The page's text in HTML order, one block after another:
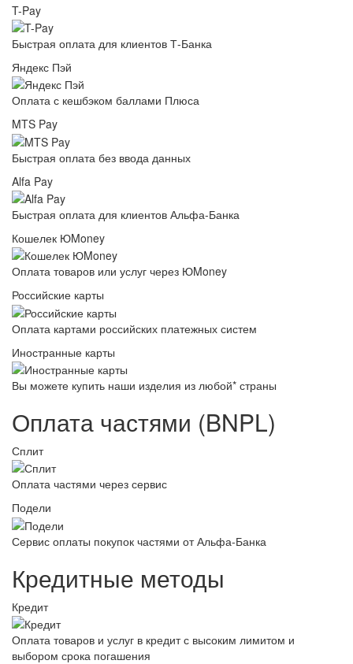
T-Pay
Быстрая оплата для клиентов Т-Банка
Яндекс Пэй
Оплата с кешбэком баллами Плюса
MTS Pay
Быстрая оплата без ввода данных
Alfa Pay
Быстрая оплата для клиентов Альфа-Банка
Кошелек ЮMoney
Оплата товаров или услуг через ЮMoney
Российские карты
Оплата картами российских платежных систем
Иностранные карты
Вы можете купить наши изделия из любой* страны
Оплата частями (BNPL)
Сплит
Оплата частями через сервис
Подели
Сервис оплаты покупок частями от Альфа-Банка
Кредитные методы
Кредит
Оплата товаров и услуг в кредит с высоким лимитом и
выбором срока погашения